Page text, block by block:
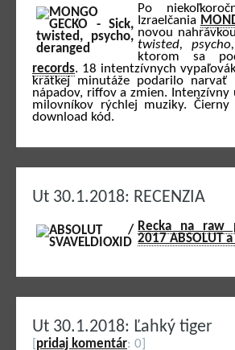
Po
Izraelčania
novou
twisted,
ktorom sa
records. 18 intentzívnych
krátkej minutáže podarilo narvať
nápadov, riffov a zmien. Intenzívny
milovníkov rýchlej muziky.
download kód.
Ut 30.1.2018: RECENZIA
Recka na raw
2017 ABSOLUT a
Ut 30.1.2018: Ľahký tiger
pridaj komentár: 0]